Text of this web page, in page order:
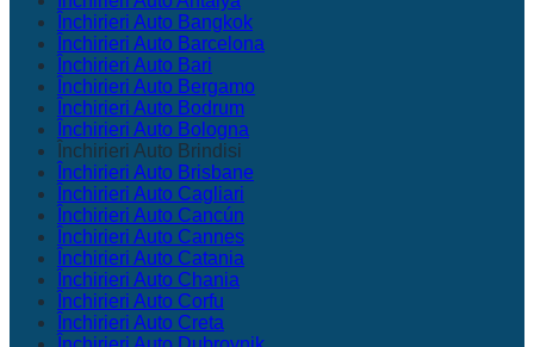
Închirieri Auto Bangkok
Închirieri Auto Barcelona
Închirieri Auto Bari
Închirieri Auto Bergamo
Închirieri Auto Bodrum
Închirieri Auto Bologna
Închirieri Auto Brindisi
Închirieri Auto Brisbane
Închirieri Auto Cagliari
Închirieri Auto Cancún
Închirieri Auto Cannes
Închirieri Auto Catania
Închirieri Auto Chania
Închirieri Auto Corfu
Închirieri Auto Creta